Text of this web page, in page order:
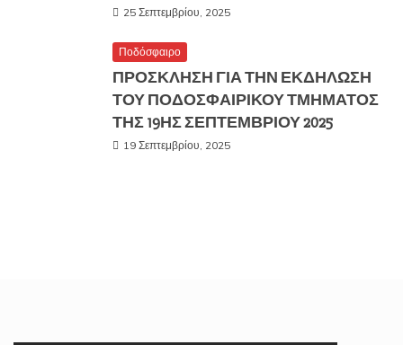
25 Σεπτεμβρίου, 2025
Ποδόσφαιρο
ΠΡΟΣΚΛΗΣΗ ΓΙΑ ΤΗΝ ΕΚΔΗΛΩΣΗ
ΤΟΥ ΠΟΔΟΣΦΑΙΡΙΚΟΥ ΤΜΗΜΑΤΟΣ
ΤΗΣ 19ΗΣ ΣΕΠΤΕΜΒΡΙΟΥ 2025
19 Σεπτεμβρίου, 2025